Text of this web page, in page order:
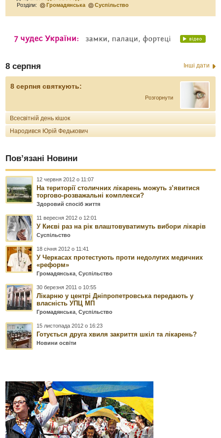
Розділи:
Громадянська Суспільство
8 серпня Інші дати
8 серпня святкують:
Розгорнути
Всесвітній день кішок
Народився Юрій Федькович
Пов’язані Новини
12 червня 2012 о 11:07
На території столичних лікарень можуть з’явитися
торгово-розважальні комплекси?
Здоровий спосіб життя
11 вересня 2012 о 12:01
У Києві раз на рік влаштовуватимуть вибори лікарів
Суспільство
18 січня 2012 о 11:41
У Черкасах протестують проти недолугих медичних
«реформ»
Громадянська,Суспільство
30 березня 2011 о 10:55
Лікарню у центрі Дніпропетровська передають у
власність УПЦ МП
Громадянська,Суспільство
15 листопада 2012 о 16:23
Готується друга хвиля закриття шкіл та лікарень?
Новини освіти